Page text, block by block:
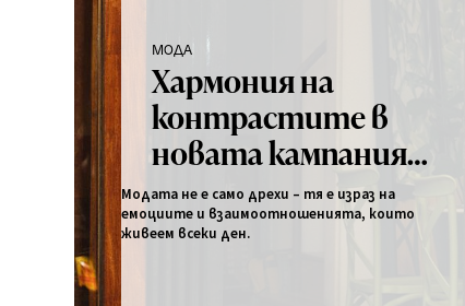
МОДА
Хармония на
контрастите в
новата кампания
на Answear за SS25
Модата не е само дрехи – тя е израз на
емоциите и взаимоотношенията, които
живеем всеки ден.